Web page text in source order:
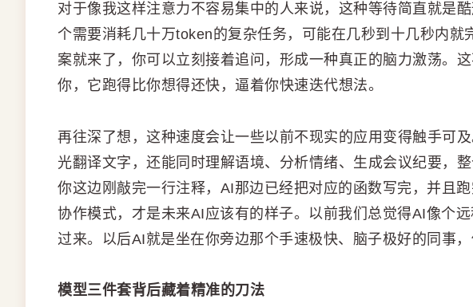
对于像我这样注意力不容易集中的人来说，这种等待简直就是
个需要消耗几十万token的复杂任务，可能在几秒到十几秒内就
案就来了，你可以立刻接着追问，形成一种真正的脑力激荡。
你，它跑得比你想得还快，逼着你快速迭代想法。
再往深了想，这种速度会让一些以前不现实的应用变得触手可
光翻译文字，还能同时理解语境、分析情绪、生成会议纪要，
你这边刚敲完一行注释，AI那边已经把对应的函数写完，并且
协作模式，才是未来AI应该有的样子。以前我们总觉得AI像个
过来。以后AI就是坐在你旁边那个手速极快、脑子极好的同事
模型三件套背后藏着精准的刀法